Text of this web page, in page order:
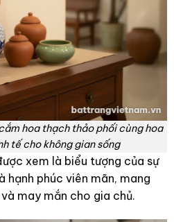
hoa thạch thảo phối cùng hoa
tế cho không gian sống
xem là biểu tượng của sự
hạnh phúc viên mãn, mang
may mắn cho gia chủ.